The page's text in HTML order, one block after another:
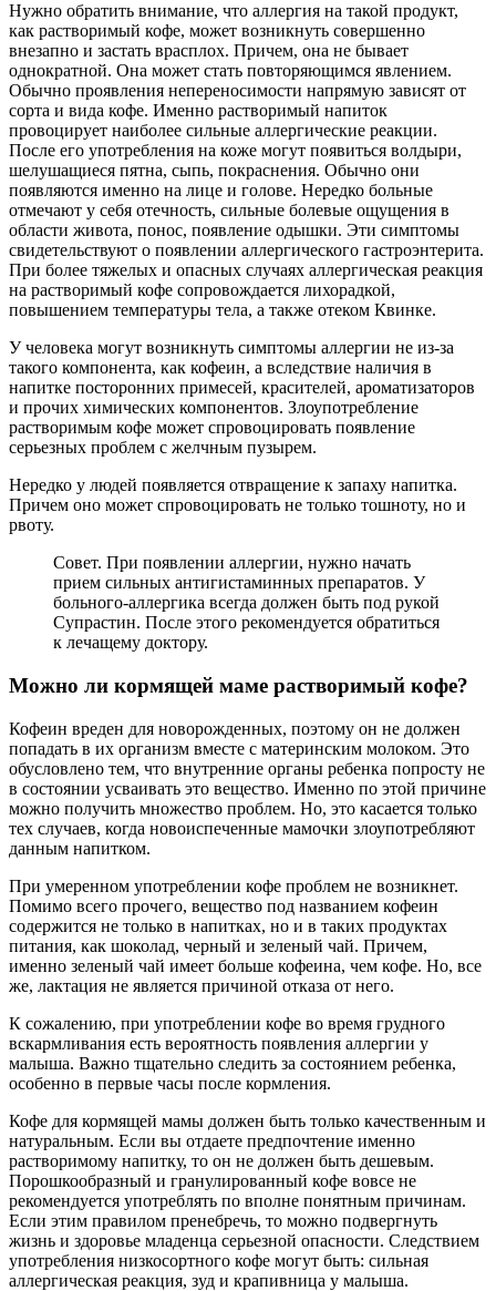
Нужно обратить внимание, что аллергия на такой продукт,
как растворимый кофе, может возникнуть совершенно
внезапно и застать врасплох. Причем, она не бывает
однократной. Она может стать повторяющимся явлением.
Обычно проявления непереносимости напрямую зависят от
сорта и вида кофе. Именно растворимый напиток
провоцирует наиболее сильные аллергические реакции.
После его употребления на коже могут появиться волдыри,
шелушащиеся пятна, сыпь, покраснения. Обычно они
появляются именно на лице и голове. Нередко больные
отмечают у себя отечность, сильные болевые ощущения в
области живота, понос, появление одышки. Эти симптомы
свидетельствуют о появлении аллергического гастроэнтерита.
При более тяжелых и опасных случаях аллергическая реакция
на растворимый кофе сопровождается лихорадкой,
повышением температуры тела, а также отеком Квинке.
У человека могут возникнуть симптомы аллергии не из-за
такого компонента, как кофеин, а вследствие наличия в
напитке посторонних примесей, красителей, ароматизаторов
и прочих химических компонентов. Злоупотребление
растворимым кофе может спровоцировать появление
серьезных проблем с желчным пузырем.
Нередко у людей появляется отвращение к запаху напитка.
Причем оно может спровоцировать не только тошноту, но и
рвоту.
Совет. При появлении аллергии, нужно начать
прием сильных антигистаминных препаратов. У
больного-аллергика всегда должен быть под рукой
Супрастин. После этого рекомендуется обратиться
к лечащему доктору.
Можно ли кормящей маме растворимый кофе?
Кофеин вреден для новорожденных, поэтому он не должен
попадать в их организм вместе с материнским молоком. Это
обусловлено тем, что внутренние органы ребенка попросту не
в состоянии усваивать это вещество. Именно по этой причине
можно получить множество проблем. Но, это касается только
тех случаев, когда новоиспеченные мамочки злоупотребляют
данным напитком.
При умеренном употреблении кофе проблем не возникнет.
Помимо всего прочего, вещество под названием кофеин
содержится не только в напитках, но и в таких продуктах
питания, как шоколад, черный и зеленый чай. Причем,
именно зеленый чай имеет больше кофеина, чем кофе. Но, все
же, лактация не является причиной отказа от него.
К сожалению, при употреблении кофе во время грудного
вскармливания есть вероятность появления аллергии у
малыша. Важно тщательно следить за состоянием ребенка,
особенно в первые часы после кормления.
Кофе для кормящей мамы должен быть только качественным и
натуральным. Если вы отдаете предпочтение именно
растворимому напитку, то он не должен быть дешевым.
Порошкообразный и гранулированный кофе вовсе не
рекомендуется употреблять по вполне понятным причинам.
Если этим правилом пренебречь, то можно подвергнуть
жизнь и здоровье младенца серьезной опасности. Следствием
употребления низкосортного кофе могут быть: сильная
аллергическая реакция, зуд и крапивница у малыша.